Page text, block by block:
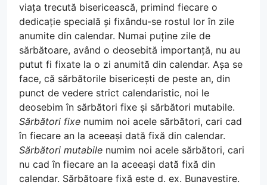
viața trecută bisericească, primind fiecare o
dedicație specială și fixându-se rostul lor în zile
anumite din calendar. Numai puține zile de
sărbătoare, având o deosebită importanță, nu au
putut fi fixate la o zi anumită din calendar. Așa se
face, că sărbătorile bisericești de peste an, din
punct de vedere strict calendaristic, noi le
deosebim în sărbători fixe și sărbători mutabile.
Sărbători fixe numim noi acele sărbători, cari cad
în fiecare an la aceeași dată fixă din calendar.
Sărbători mutabile numim noi acele sărbători, cari
nu cad în fiecare an la aceeași dată fixă din
calendar. Sărbătoare fixă este d. ex. Bunavestire.